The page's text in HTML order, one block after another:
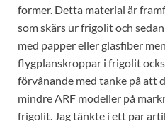
former. Detta material är
som skärs ur frigolit och
med papper eller glasfiber
flygplanskroppar i frigolit
förvånande med tanke på att
mindre ARF modeller på
frigolit. Jag tänkte i ett par